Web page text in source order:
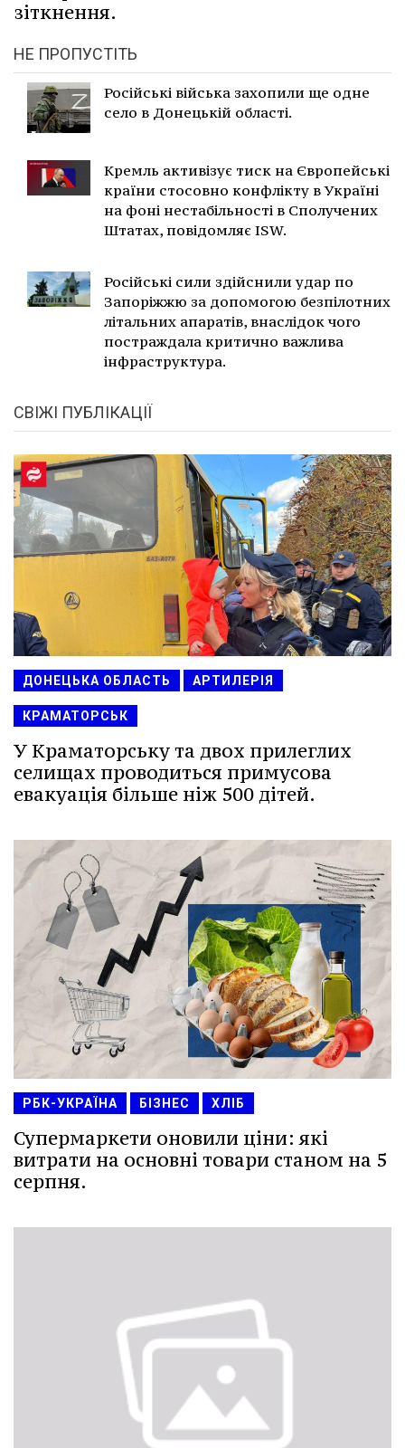
зіткнення.
НЕ ПРОПУСТІТЬ
Російські війська захопили ще одне
село в Донецькій області.
Кремль активізує тиск на Європейські
країни стосовно конфлікту в Україні
на фоні нестабільності в Сполучених
Штатах, повідомляє ISW.
Російські сили здійснили удар по
Запоріжжю за допомогою безпілотних
літальних апаратів, внаслідок чого
постраждала критично важлива
інфраструктура.
СВІЖІ ПУБЛІКАЦІЇ
ДОНЕЦЬКА ОБЛАСТЬ АРТИЛЕРІЯ
КРАМАТОРСЬК
У Краматорську та двох прилеглих
селищах проводиться примусова
евакуація більше ніж 500 дітей.
РБК-УКРАЇНА БІЗНЕС ХЛІБ
Супермаркети оновили ціни: які
витрати на основні товари станом на 5
серпня.